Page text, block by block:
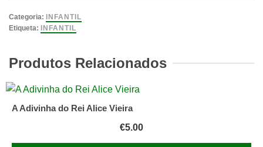
Estrela
de
de
Baumgart
Categoria:
INFANTIL
Etiqueta:
INFANTIL
Produtos Relacionados
A Adivinha do Rei Alice Vieira
€5.00